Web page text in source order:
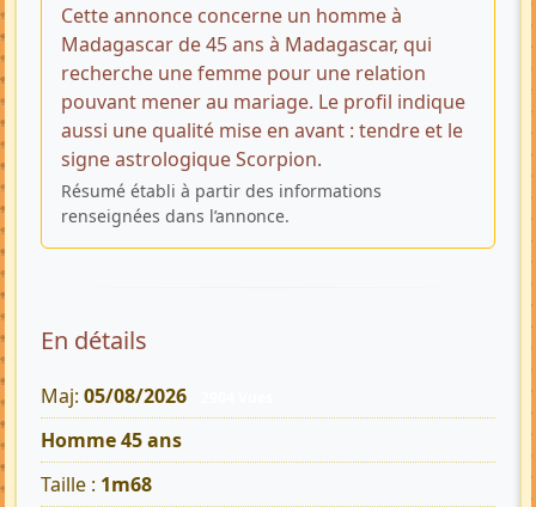
Cette annonce concerne un homme à
Madagascar de 45 ans à Madagascar, qui
recherche une femme pour une relation
pouvant mener au mariage. Le profil indique
aussi une qualité mise en avant : tendre et le
signe astrologique Scorpion.
Résumé établi à partir des informations
renseignées dans l’annonce.
En détails
Maj: 05/08/2026
Homme 45 ans
Taille : 1m68